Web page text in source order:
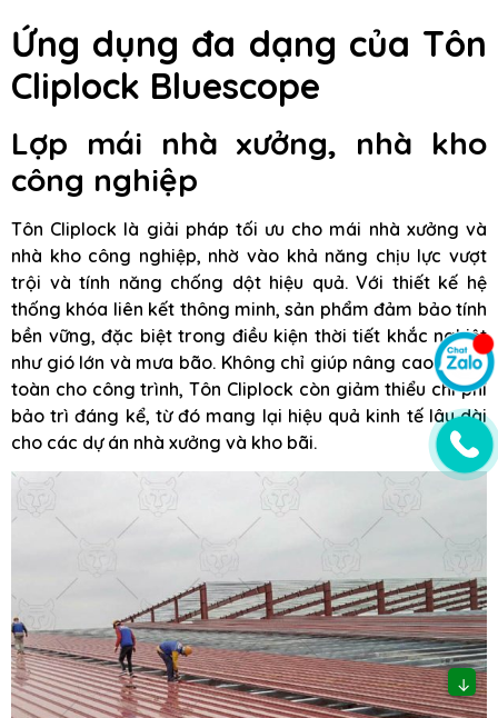
Ứng dụng đa dạng của Tôn
Cliplock Bluescope
Lợp mái nhà xưởng, nhà kho
công nghiệp
Tôn Cliplock là giải pháp tối ưu cho mái nhà xưởng và
nhà kho công nghiệp, nhờ vào khả năng chịu lực vượt
trội và tính năng chống dột hiệu quả. Với thiết kế hệ
thống khóa liên kết thông minh, sản phẩm đảm bảo tính
bền vững, đặc biệt trong điều kiện thời tiết khắc nghiệt
như gió lớn và mưa bão. Không chỉ giúp nâng cao độ an
toàn cho công trình, Tôn Cliplock còn giảm thiểu chi phí
bảo trì đáng kể, từ đó mang lại hiệu quả kinh tế lâu dài
cho các dự án nhà xưởng và kho bãi.
↓